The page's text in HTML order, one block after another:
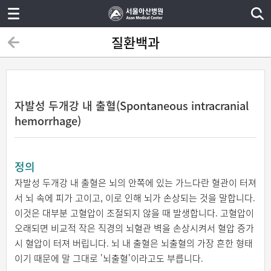
질환백과
자발성 두개강 내 출혈(Spontaneous intracranial
hemorrhage)
정의
자발성 두개강 내 출혈은 뇌의 안쪽에 있는 가느다란 혈관이 터져
서 뇌 속에 피가 고이고, 이로 인해 뇌가 손상되는 것을 말합니다.
이것은 대부분 고혈압이 조절되지 않을 때 발생합니다. 고혈압이
오래되면 비교적 작은 직경의 뇌혈관 벽을 손상시켜서 혈압 증가
시 혈압이 터져 버립니다. 뇌 내 출혈은 뇌출혈의 가장 흔한 형태
이기 때문에 말 그대로 '뇌출혈'이라고도 부릅니다.